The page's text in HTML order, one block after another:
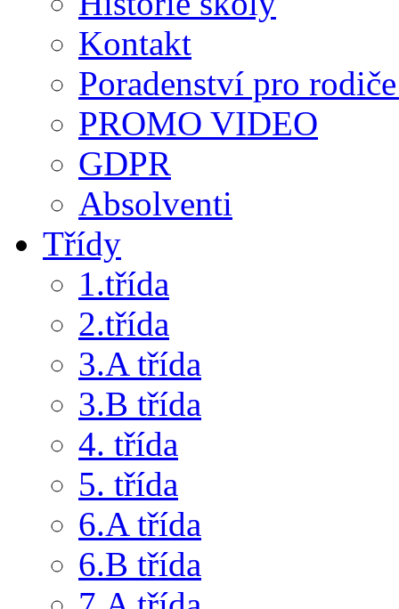
Kontakt
Poradenství pro
PROMO VIDEO
GDPR
Absolventi
Třídy
1.třída
2.třída
3.A třída
3.B třída
4. třída
5. třída
6.A třída
6.B třída